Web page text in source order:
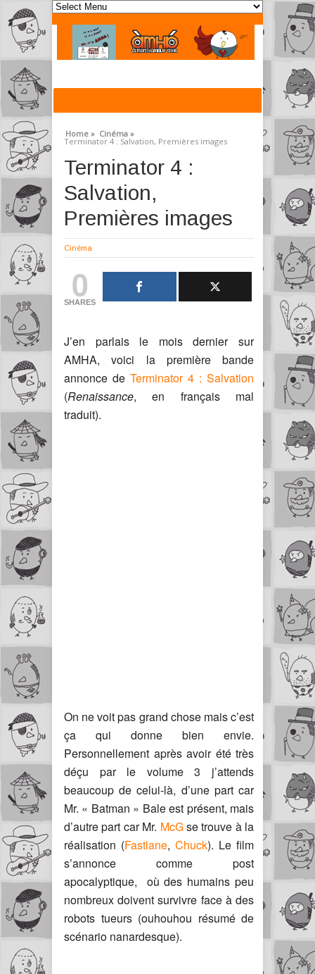
Home » Cinéma »
Terminator 4 : Salvation, Premières images
Terminator 4 :
Salvation,
Premières images
Cinéma
0
SHARES
J’en parlais le mois dernier sur
AMHA, voici la première bande
annonce de Terminator 4 : Salvation
(Renaissance, en français mal
traduit).
On ne voit pas grand chose mais c’est
ça qui donne bien envie.
Personnellement après avoir été très
déçu par le volume 3 j’attends
beaucoup de celui-là, d’une part car
Mr. « Batman » Bale est présent, mais
d’autre part car Mr. McGse trouve à la
réalisation (Fastlane, Chuck). Le film
s’annonce comme post
apocalyptique, où des humains peu
nombreux doivent survivre face à des
robots tueurs (ouhouhou résumé de
scénario nanardesque).